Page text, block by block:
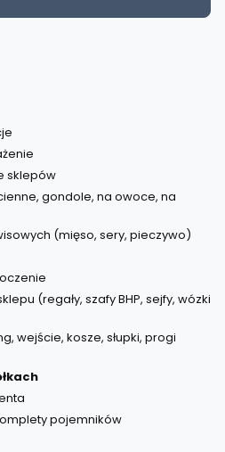
sklepów
gondole, na owoce, na
(mięso, sery, pieczywo)
(regały, szafy BHP, sejfy, wózki
wejście, kosze, słupki, progi
pojemników